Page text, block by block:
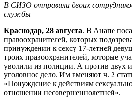
В СИЗО отправили двоих
службы
Краснодар, 28 августа. В Анапе
правоохранителей, которых
принуждении к сексу 17-летней
троих правоохранителей, которые
уволили из полиции. А против двух
уголовное дело. Им вменяют ч. 2
«Понуждение к действиям
отношении несовершеннолетней».